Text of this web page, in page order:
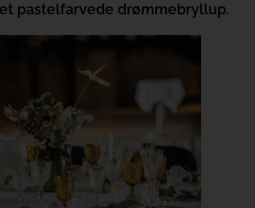
pastelfarvede drømmebryllup.